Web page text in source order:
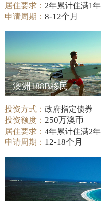
居住要求： 2年累计住满1年
申请周期：8-12个月
澳洲188B移民
投资方式：政府指定债券
投资额度： 250万澳币
居住要求：4年累计住满2年
申请周期： 12-18个月